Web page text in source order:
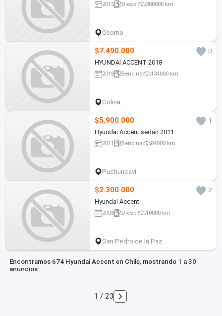
2015 Diesel 300000 km
Osorno
$7.490.000
0
HYUNDAI ACCENT 2018
2018 Bencina 134000 km
Colina
$5.900.000
1
Hyundai Accent sedán 2011
2011 Bencina 84000 km
Puchuncaví
$2.300.000
2
Hyundai Accent
2008 Diesel 10000 km
San Pedro de la Paz
Encontramos 674 Hyundai Accent en Chile, mostrando 1 a 30
anuncios
1 / 23